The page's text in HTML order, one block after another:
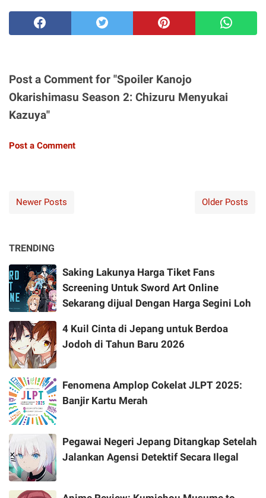
Post a Comment for "Spoiler Kanojo
Okarishimasu Season 2: Chizuru Menyukai
Kazuya"
Post a Comment
Newer Posts Older Posts
TRENDING
Saking Lakunya Harga Tiket Fans
Screening Untuk Sword Art Online
Sekarang dijual Dengan Harga Segini Loh
4 Kuil Cinta di Jepang untuk Berdoa
Jodoh di Tahun Baru 2026
Fenomena Amplop Cokelat JLPT 2025:
Banjir Kartu Merah
Pegawai Negeri Jepang Ditangkap Setelah
Jalankan Agensi Detektif Secara Ilegal